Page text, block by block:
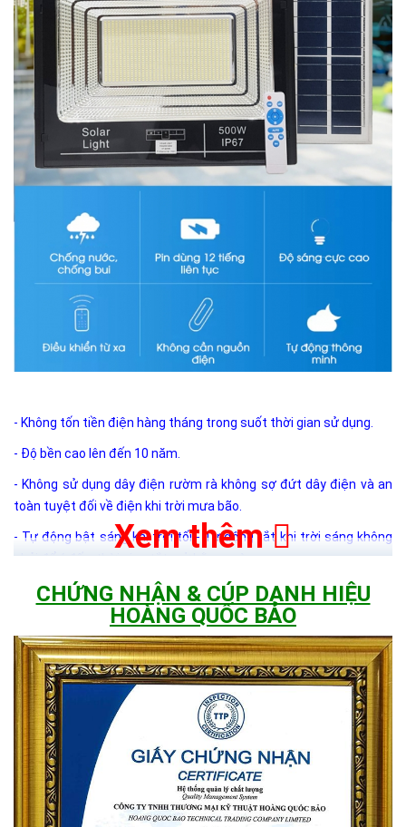
- Không tốn tiền điện hàng tháng trong suốt thời gian sử dụng.
- Độ bền cao lên đến 10 năm.
- Không sử dụng dây điện rườm rà không sợ đứt dây điện và an
toàn tuyệt đối về điện khi trời mưa bão.
- Tự động bật sáng khi trời tối - Tự động tắt khi trời sáng không
phải để ý đến thời gian tắt mở hằng ngày.
- Bật/ Tắt và tăng giảm độ sáng bất cứ lúc nào bằng chiếc
Remote điều khiển từ xa.
- Lắp đặt cho tắt cả các vị trí trong nhà , hành lang, sân nhà ,
đường đi , nhà xưởng , trang trại và những khu vực không có điện
lưới ...
Xem thêm
CHỨNG NHẬN & CÚP DANH HIỆU
HOÀNG QUỐC BẢO